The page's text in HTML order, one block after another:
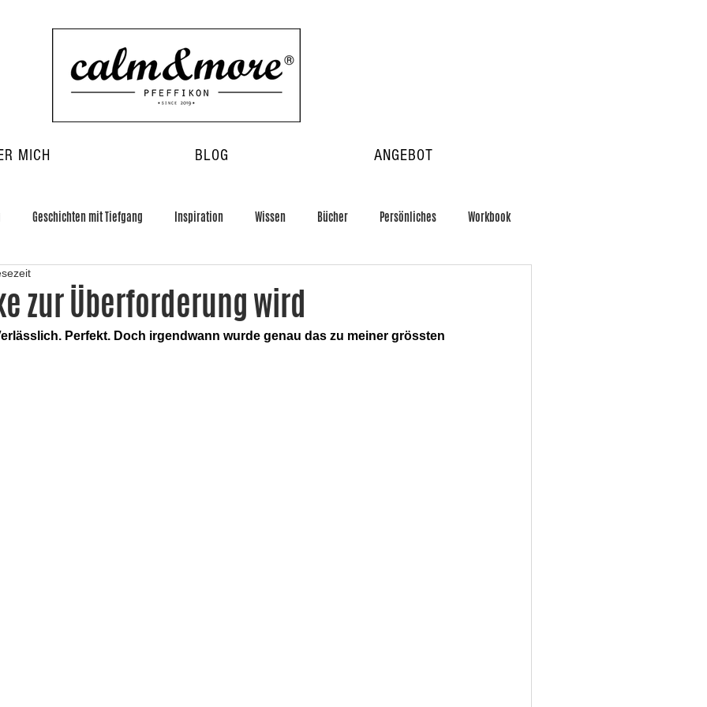
MICH BLOG ANGEBOT
Geschichten mit Tiefgang Inspiration Wissen Bücher Persönliches Workbook
zur Überforderung wird
Perfekt. Doch irgendwann wurde genau das zu meiner grössten